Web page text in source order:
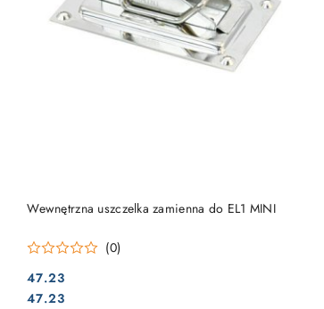
Wewnętrzna uszczelka zamienna do EL1 MINI
(0)
Cena:
47.23
Cena:
47.23
DO KOSZYKA